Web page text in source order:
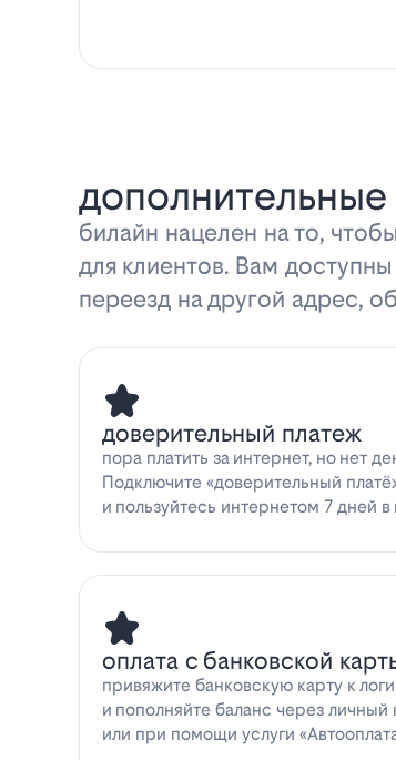
дополнительные
билайн нацелен на то,
для клиентов. Вам
переезд на другой адрес,
доверительный платеж
пора платить за интернет, но нет
Подключите «доверительный
и пользуйтесь интернетом 7 дней в
оплата с банковской
привяжите банковскую карту к
и пополняйте баланс через личный
или при помощи услуги